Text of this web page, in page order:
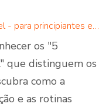
5 truques mentais para os jogos de padel - para principiantes e jogadores avançados de padel
os "5
que distinguem os
como a
e as rotinas